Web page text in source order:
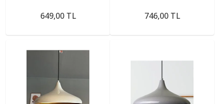
Armatür
649,00 TL
Aydınlatma Avizesi
746,00 TL